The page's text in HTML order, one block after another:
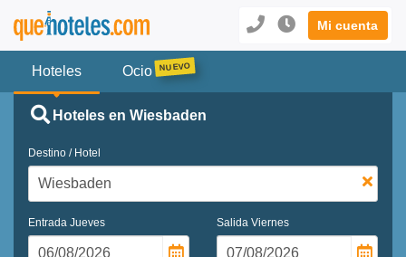
Mi cuenta
Hoteles Ocio
Hoteles en Wiesbaden
Destino / Hotel
Entrada Jueves Salida Viernes